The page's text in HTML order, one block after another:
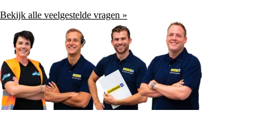
Bekijk alle veelgestelde vragen »